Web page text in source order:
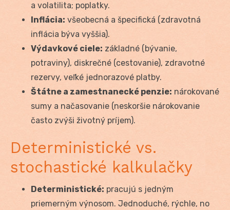
a volatilita; poplatky.
Inflácia: všeobecná a špecifická (zdravotná
inflácia býva vyššia).
Výdavkové ciele: základné (bývanie,
potraviny), diskrečné (cestovanie), zdravotné
rezervy, veľké jednorazové platby.
Štátne a zamestnanecké penzie: nárokované
sumy a načasovanie (neskoršie nárokovanie
často zvýši životný príjem).
Deterministické vs.
stochastické kalkulačky
Deterministické: pracujú s jedným
priemerným výnosom. Jednoduché, rýchle, no